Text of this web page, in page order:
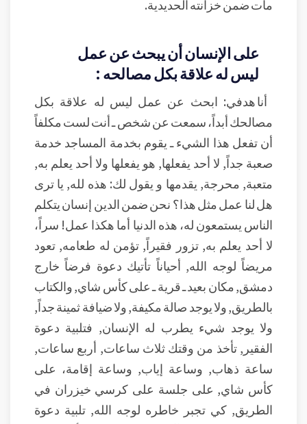
مات ضمن خزانته الحديدية.
على الإنسان أن يبحث عن عمل
ليس له علاقة بكل مصالحه :
أنا هدفي: ابحث عن عمل ليس له علاقة بكل
مصالحك أبداً، سمعت عن شخص ـ أنت لست مكلفاً
أن تفعل هذا الشيء ـ يقوم بخدمة المساجد خدمة
صعبة جداً, لا أحد يفعلها, هو يفعلها ولا أحد يعلم به,
متعبة, محرجة, يقدمها و يقول لك: هذه لله, يا ترى
هل لنا عمل مثل هذا؟ نحن ضمن الدين إنسان يتكلم
الناس يستمعون له، هذه الدنيا أما هكذا عمل! سراً،
لا أحد يعلم به, تزور فقيراً, تؤمن له طعامه, تعود
مريضاً لوجه الله, أحياناً تأتيك دعوة فرضاً خارج
دمشق, مكان بعيد ـ قرية ـ على كأس شاي, والكتاب
بالطريق, ولا يوجد صالة مكيفة, ولا ضيافة ثمينة جداً,
ولا يوجد شيء يطرب له الإنسان, فتلبية دعوة
الفقير, تأخذ من وقتك ثلاث ساعات, أربع ساعات,
ساعة ذهاب, وساعة إياب, وساعة إقامة، على
كأس شاي, على جلسة على كرسي خيزران في
الطريق, كي تجبر خاطره لوجه الله, تلبية دعوة